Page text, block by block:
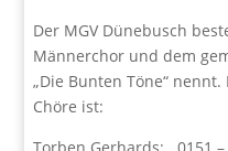
Der MGV Dünebusch
Männerchor und dem
„Die Bunten Töne“
Chöre ist: